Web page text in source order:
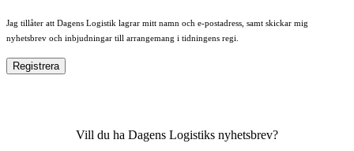
Jag tillåter att Dagens Logistik lagrar mitt namn och e-postadress, samt skickar mig
nyhetsbrev och inbjudningar till arrangemang i tidningens regi.
Vill du ha Dagens Logistiks nyhetsbrev?